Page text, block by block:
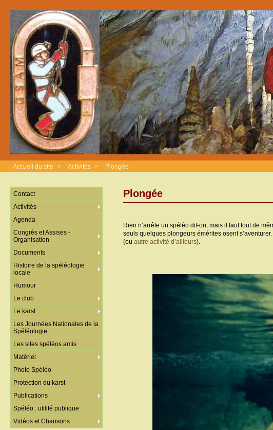
Accueil du site > Activités > Plongée
Plongée
Rien n’arrête un spéléo dit-on, mais il faut tout de
seuls quelques plongeurs émérites osent
(ou autre activité d’ailleurs).
Contact
Activités
Agenda
Congrès et Assises -
Organisation
Documents
Histoire de la spéléologie
locale
Humour
Le club
Le karst
Les Journées Nationales de la
Spéléologie
Les sites spéléos amis
Matériel
Photo Spéléo
Protection du karst
Publications
Spéléo : utilité publique
Vidéos et Chansons